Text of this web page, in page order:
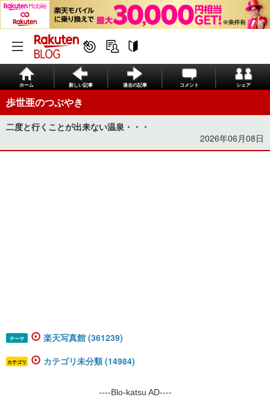
ホーム 新しい記事 過去の記事 コメント シェア
歩世亜のつぶやき
二度と行くことが出来ない温泉・・・
2026年06月08日
テーマ 楽天写真館 (361239)
カテゴリ カテゴリ未分類 (14984)
----Blo-katsu AD----